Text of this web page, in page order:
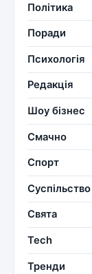
Політика
Поради
Психологія
Редакція
Шоу бізнес
Смачно
Спорт
Суспільство
Свята
Tech
Тренди